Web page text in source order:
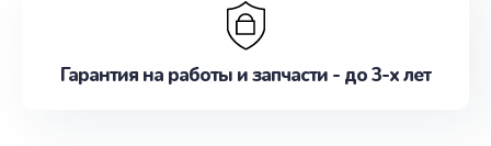
Гарантия на работы и запчасти - до 3-х лет